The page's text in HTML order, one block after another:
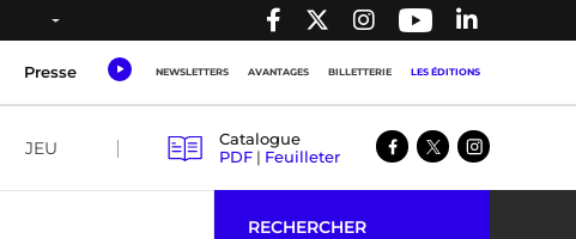
Presse NEWSLETTERS AVANTAGES BILLETTERIE LES ÉDITIONS
JEU
Catalogue
PDF | Feuilleter
RECHERCHER